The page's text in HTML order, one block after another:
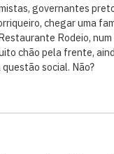
governantes
chegar uma
Rodeio,
chão pela frente,
social. Não?